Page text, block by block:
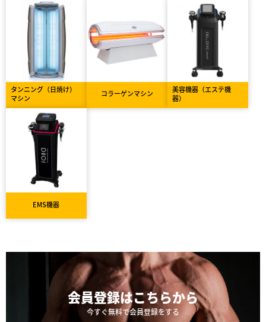
タンニング（日焼け）
マシン
コラーゲンマシン
美容機器（エステ機
器）
EMS機器
会員登録はこちらから
今すぐ無料で会員登録をする